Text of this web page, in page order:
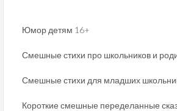
Юмор детям 16+
Смешные стихи про школьников и
Смешные стихи для младших
Короткие смешные переделанные